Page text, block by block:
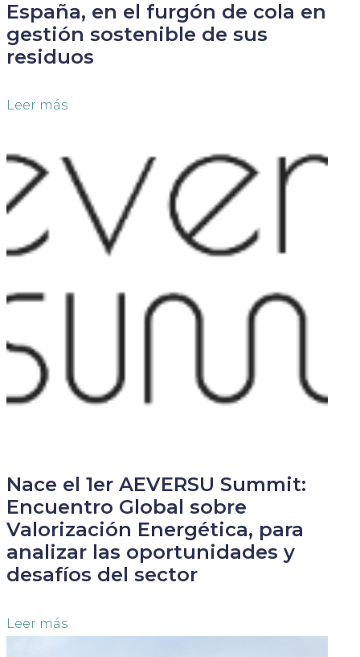
España, en el furgón de cola en
gestión sostenible de sus
residuos
Leer más
Nace el 1er AEVERSU Summit:
Encuentro Global sobre
Valorización Energética, para
analizar las oportunidades y
desafíos del sector
Leer más